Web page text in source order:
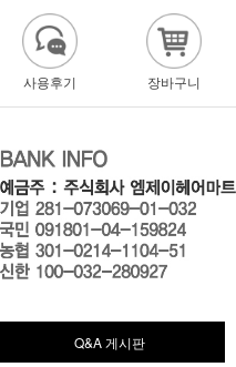
사용후기 장바구니
Q&A 게시판